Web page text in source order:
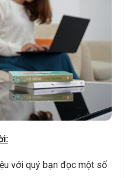
với quý bạn đọc một số